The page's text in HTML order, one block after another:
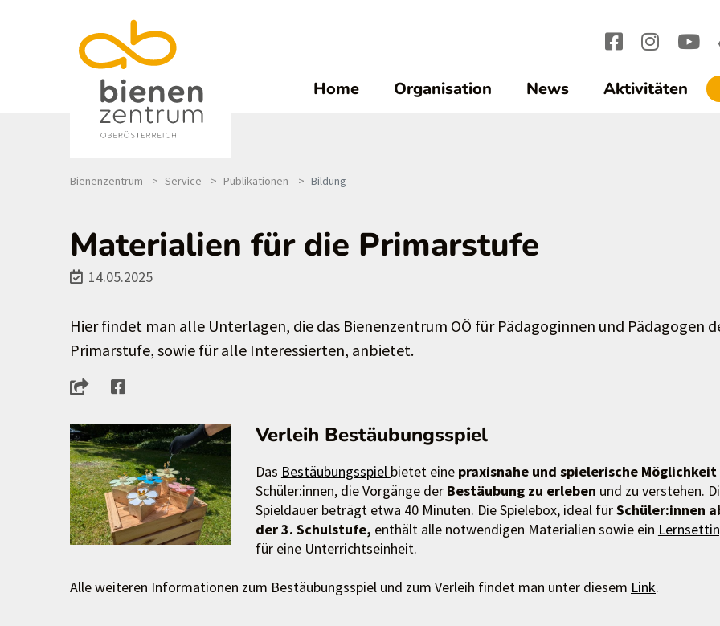
Home Organisation News Aktivitäten
Bienenzentrum Service Publikationen Bildung
Materialien für die Primarstufe
14.05.2025
Hier findet man alle Unterlagen, die das Bienenzentrum OÖ für Pädagoginnen und Pädagogen
Primarstufe, sowie für alle Interessierten, anbietet.
Verleih Bestäubungsspiel
Das Bestäubungsspiel bietet eine praxisnahe und spielerische Möglichkeit
Schüler:innen, die Vorgänge der Bestäubung zu erleben und zu verstehen.
Spieldauer beträgt etwa 40 Minuten. Die Spielebox, ideal fürSchüler:innen
der 3. Schulstufe, enthält alle notwendigen Materialien sowie ein
für eine Unterrichtseinheit.
Alle weiteren Informationen zum Bestäubungsspiel und zum Verleih findet man unter diesem Link.